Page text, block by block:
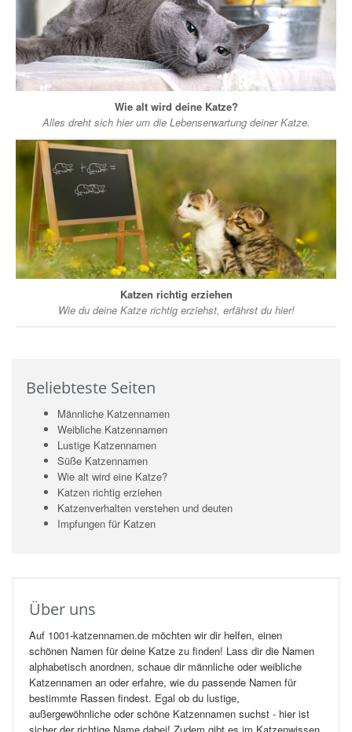
Wie alt wird deine Katze?
Alles dreht sich hier um die Lebenserwartung deiner Katze.
Katzen richtig erziehen
Wie du deine Katze richtig erziehst, erfährst du hier!
Beliebteste Seiten
Männliche Katzennamen
Weibliche Katzennamen
Lustige Katzennamen
Süße Katzennamen
Wie alt wird eine Katze?
Katzen richtig erziehen
Katzenverhalten verstehen und deuten
Impfungen für Katzen
Über uns
Auf 1001-katzennamen.de möchten wir dir helfen, einen
schönen Namen für deine Katze zu finden! Lass dir die Namen
alphabetisch anordnen, schaue dir männliche oder weibliche
Katzennamen an oder erfahre, wie du passende Namen für
bestimmte Rassen findest. Egal ob du lustige,
außergewöhnliche oder schöne Katzennamen suchst - hier ist
sicher der richtige Name dabei! Zudem gibt es im Katzenwissen